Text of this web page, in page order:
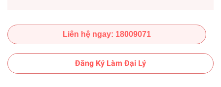
Liên hệ ngay: 18009071
Đăng Ký Làm Đại Lý